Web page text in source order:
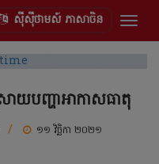
ស៊ីស៊ីថាមស៍ ភាសាចិន
រាយបញ្ហាអាកាសធាតុ
/ ១១ វិច្ឆិកា ២០២១